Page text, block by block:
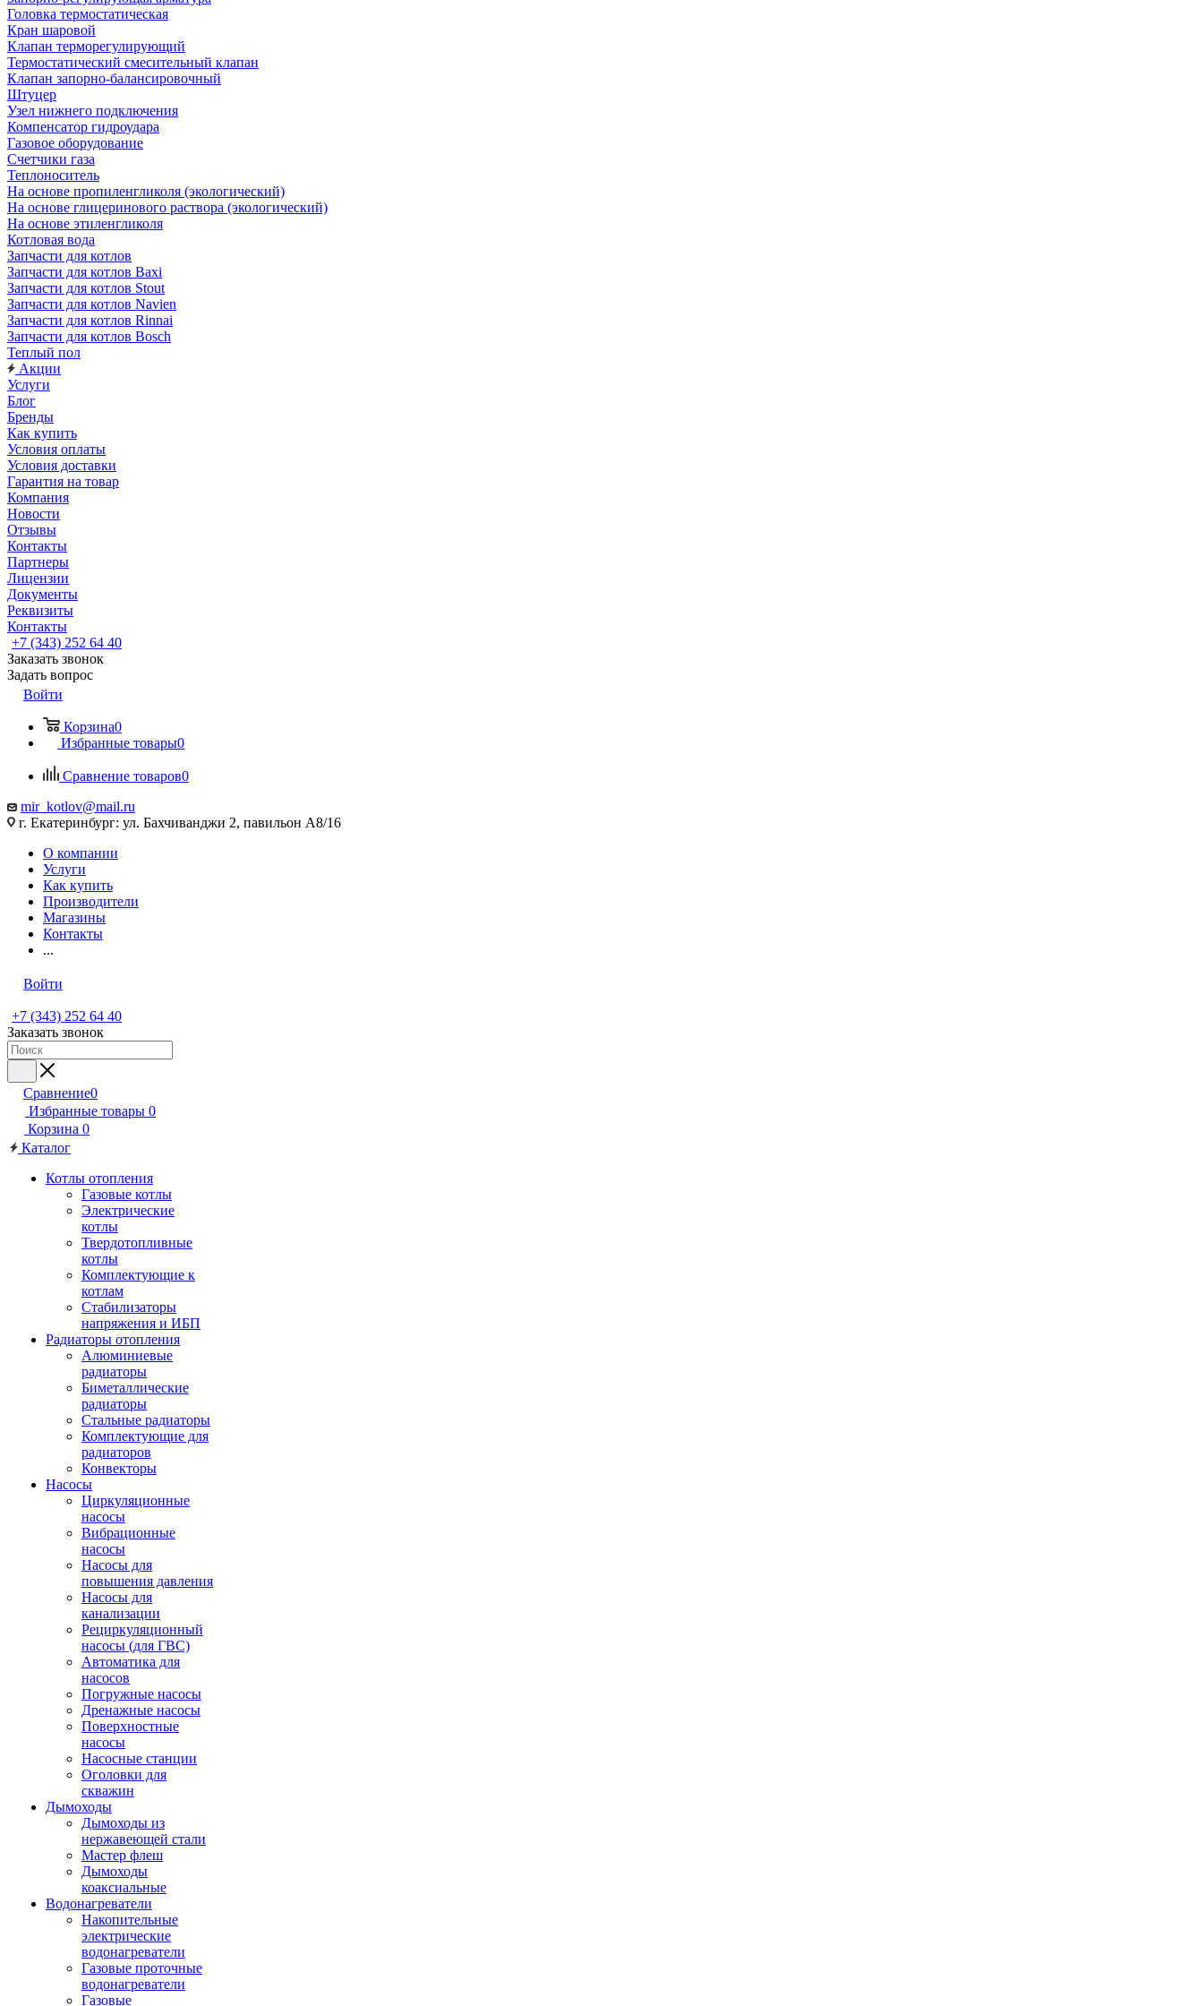
Головка термостатическая
Кран шаровой
Клапан терморегулирующий
Термостатический смесительный клапан
Клапан запорно-балансировочный
Штуцер
Узел нижнего подключения
Компенсатор гидроудара
Газовое оборудование
Счетчики газа
Теплоноситель
На основе пропиленгликоля (экологический)
На основе глицеринового раствора (экологический)
На основе этиленгликоля
Котловая вода
Запчасти для котлов
Запчасти для котлов Baxi
Запчасти для котлов Stout
Запчасти для котлов Navien
Запчасти для котлов Rinnai
Запчасти для котлов Bosch
Теплый пол
Акции
Услуги
Блог
Бренды
Как купить
Условия оплаты
Условия доставки
Гарантия на товар
Компания
Новости
Отзывы
Контакты
Партнеры
Лицензии
Документы
Реквизиты
Контакты
+7 (343) 252 64 40
Заказать звонок
Задать вопрос
Войти
Корзина0
Избранные товары0
Сравнение товаров0
mir_kotlov@mail.ru
г. Екатеринбург: ул. Бахчиванджи 2, павильон А8/16
О компании
Услуги
Как купить
Производители
Магазины
Контакты
...
Войти
+7 (343) 252 64 40
Заказать звонок
Сравнение0
Избранные товары 0
Корзина 0
Каталог
Котлы отопления
Газовые котлы
Электрические
котлы
Твердотопливные
котлы
Комплектующие к
котлам
Стабилизаторы
напряжения и ИБП
Радиаторы отопления
Алюминиевые
радиаторы
Биметаллические
радиаторы
Стальные радиаторы
Комплектующие для
радиаторов
Конвекторы
Насосы
Циркуляционные
насосы
Вибрационные
насосы
Насосы для
повышения давления
Насосы для
канализации
Рециркуляционный
насосы (для ГВС)
Автоматика для
насосов
Погружные насосы
Дренажные насосы
Поверхностные
насосы
Насосные станции
Оголовки для
скважин
Дымоходы
Дымоходы из
нержавеющей стали
Мастер флеш
Дымоходы
коаксиальные
Водонагреватели
Накопительные
электрические
водонагреватели
Газовые проточные
водонагреватели
Газовые